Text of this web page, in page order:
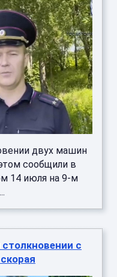
двух машин
сообщили в
14 июля на 9-м
с